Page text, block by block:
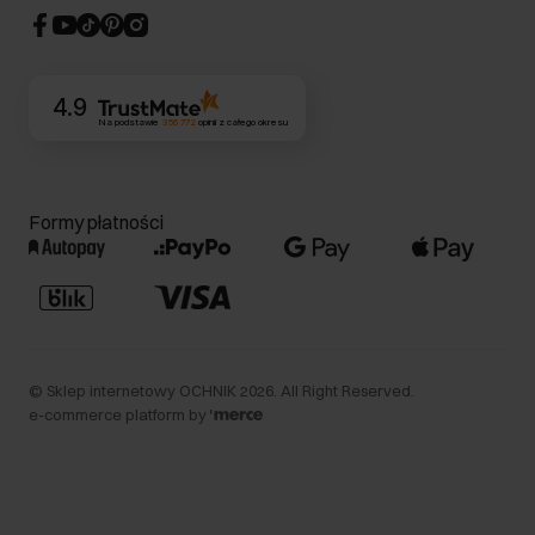
CSR
4.9
Na podstawie 356 772opinii z całego okresu
Formy płatności
© Sklep internetowy OCHNIK 2026 . All Right Reserved.
e-commerce platform by